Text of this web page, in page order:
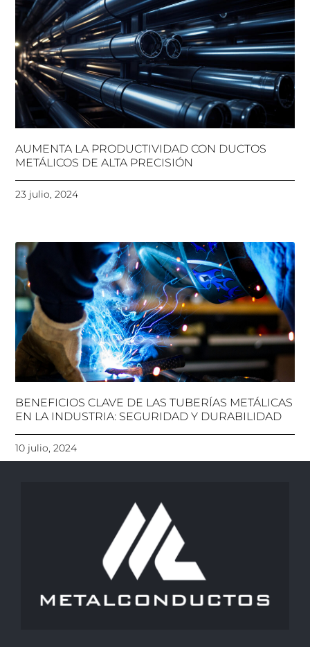
AUMENTA LA PRODUCTIVIDAD CON DUCTOS
METÁLICOS DE ALTA PRECISIÓN
23 julio, 2024
BENEFICIOS CLAVE DE LAS TUBERÍAS METÁLICAS
EN LA INDUSTRIA: SEGURIDAD Y DURABILIDAD
10 julio, 2024